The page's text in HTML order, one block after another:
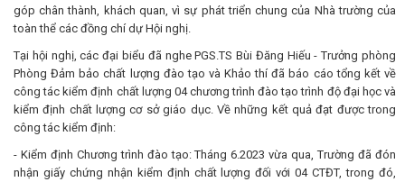
góp chân thành, khách quan, vì sự phát triển chung của Nhà trường của
toàn thể các đồng chí dự Hội nghị.
Tại hội nghị, các đại biểu đã nghe PGS.TS Bùi Đăng Hiếu - Trưởng phòng
Phòng Đảm bảo chất lượng đào tạo và Khảo thí đã báo cáo tổng kết về
công tác kiểm định chất lượng 04 chương trình đào tạo trình độ đại học và
kiểm định chất lượng cơ sở giáo dục. Về những kết quả đạt được trong
công tác kiểm định:
- Kiểm định Chương trình đào tạo: Tháng 6.2023 vừa qua, Trường đã đón
nhận giấy chứng nhận kiểm định chất lượng đối với 04 CTĐT, trong đó,